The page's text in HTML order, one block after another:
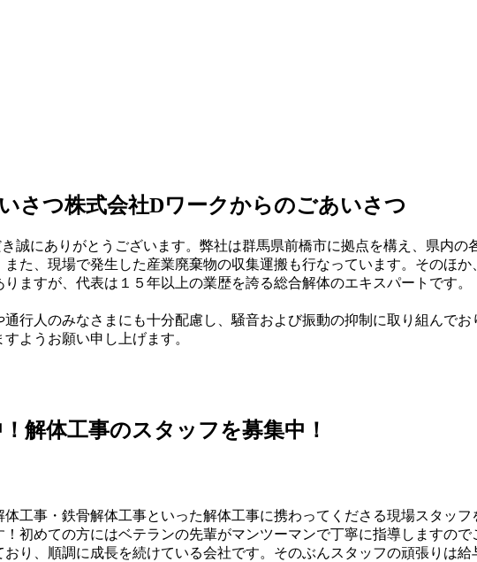
株式会社Dワークからのごあいさつ
誠にありがとうございます。弊社は群馬県前橋市に拠点を構え、県内
た、現場で発生した産業廃棄物の収集運搬も行なっています。そのほか
ますが、代表は１５年以上の業歴を誇る総合解体のエキスパートです
行人のみなさまにも十分配慮し、騒音および振動の抑制に取り組んで
ようお願い申し上げます。
解体工事のスタッフを募集中！
工事・鉄骨解体工事といった解体工事に携わってくださる現場スタッフ
初めての方にはベテランの先輩がマンツーマンで丁寧に指導しますので
り、順調に成長を続けている会社です。そのぶんスタッフの頑張りは給